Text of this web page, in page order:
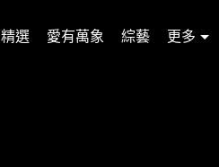
精選 愛有萬象 綜藝 更多